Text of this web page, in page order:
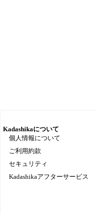
Kadashikaについて
個人情報について
ご利用約款
セキュリティ
Kadashikaアフターサービス